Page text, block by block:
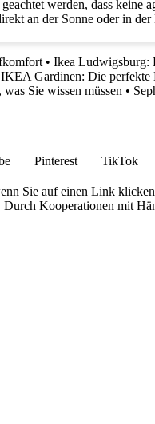
werden, dass
an der Sonne oder in
• Ikea Ludwigsburg:
IKEA Gardinen: Die perfekte
Sie wissen müssen •
Pinterest TikTok
Sie auf einen Link
Kooperationen mit